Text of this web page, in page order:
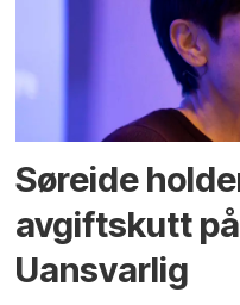
Søreide
avgiftskutt
Uansvarlig